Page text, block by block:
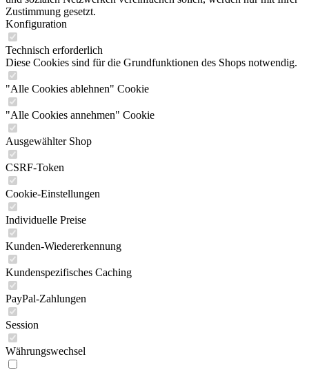
Zustimmung gesetzt.
Konfiguration
Technisch erforderlich
Diese Cookies sind für die Grundfunktionen des Shops notwendig.
"Alle Cookies ablehnen" Cookie
"Alle Cookies annehmen" Cookie
Ausgewählter Shop
CSRF-Token
Cookie-Einstellungen
Individuelle Preise
Kunden-Wiedererkennung
Kundenspezifisches Caching
PayPal-Zahlungen
Session
Währungswechsel